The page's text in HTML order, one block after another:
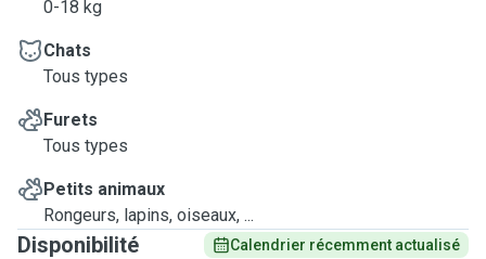
0-18 kg
Chats
Tous types
Furets
Tous types
Petits animaux
Rongeurs, lapins, oiseaux, ...
Disponibilité Calendrier récemment actualisé